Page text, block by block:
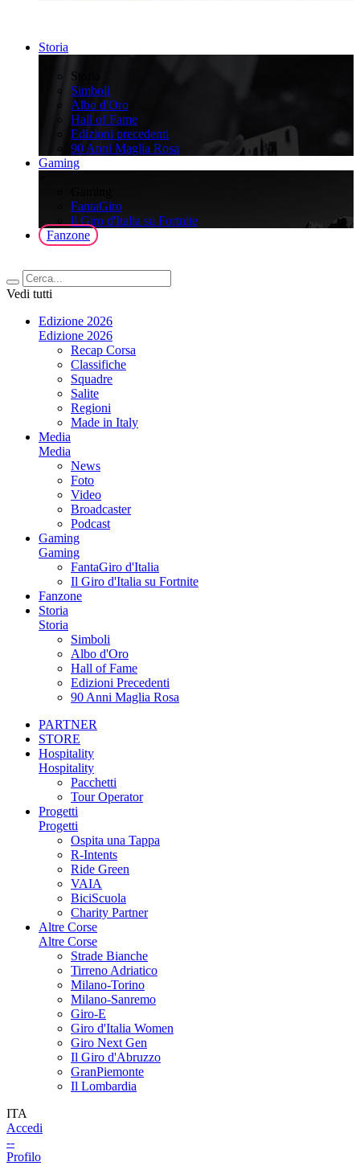
Storia
Storia
Simboli
Albo d'Oro
Hall of Fame
Edizioni precedenti
90 Anni Maglia Rosa
Gaming
FantaGiro
ll Giro d'Italia su Fortnite
Fanzone
Vedi tutti
Edizione 2026
Edizione 2026
Recap Corsa
Classifiche
Squadre
Salite
Regioni
Made in Italy
Media
Media
News
Foto
Video
Broadcaster
Podcast
Gaming
Gaming
FantaGiro d'Italia
Il Giro d'Italia su Fortnite
Fanzone
Storia
Storia
Simboli
Albo d'Oro
Hall of Fame
Edizioni Precedenti
90 Anni Maglia Rosa
PARTNER
STORE
Hospitality
Hospitality
Pacchetti
Tour Operator
Progetti
Progetti
Ospita una Tappa
R-Intents
Ride Green
VAIA
BiciScuola
Charity Partner
Altre Corse
Altre Corse
Strade Bianche
Tirreno Adriatico
Milano-Torino
Milano-Sanremo
Giro-E
Giro d'Italia Women
Giro Next Gen
Il Giro d'Abruzzo
GranPiemonte
Il Lombardia
ITA
Accedi
--
Profilo